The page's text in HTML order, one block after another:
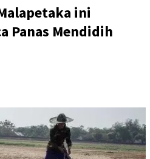
ini
Panas Mendidih